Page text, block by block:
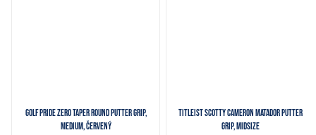
Golf Pride Zero Taper Round putter grip,
Medium, červený
Titleist Scotty Cameron Matador putter
grip, midsize